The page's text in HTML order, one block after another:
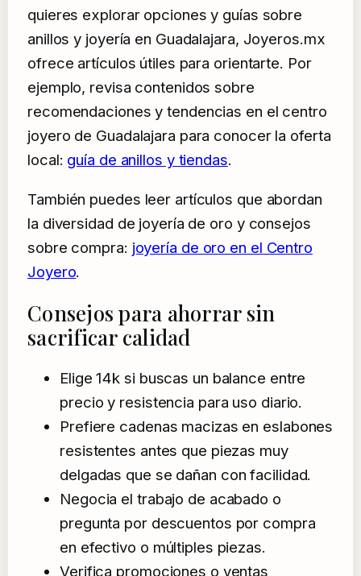
quieres explorar opciones y guías sobre
anillos y joyería en Guadalajara, Joyeros.mx
ofrece artículos útiles para orientarte. Por
ejemplo, revisa contenidos sobre
recomendaciones y tendencias en el centro
joyero de Guadalajara para conocer la oferta
local: guía de anillos y tiendas.
También puedes leer artículos que abordan
la diversidad de joyería de oro y consejos
sobre compra: joyería de oro en el Centro
Joyero.
Consejos para ahorrar sin
sacrificar calidad
Elige 14k si buscas un balance entre
precio y resistencia para uso diario.
Prefiere cadenas macizas en eslabones
resistentes antes que piezas muy
delgadas que se dañan con facilidad.
Negocia el trabajo de acabado o
pregunta por descuentos por compra
en efectivo o múltiples piezas.
Verifica promociones o ventas